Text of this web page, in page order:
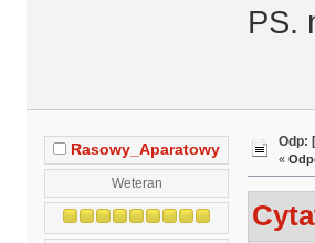
PS.
Rasowy_Aparatowy
Weteran
Odp:
«